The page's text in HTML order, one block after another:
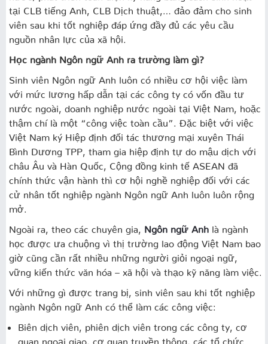
tại CLB tiếng Anh, CLB Dịch thuật,… đảo đảm cho sinh
viên sau khi tốt nghiệp đáp ứng đầy đủ các yêu cầu
nguồn nhân lực của xã hội.
Học ngành Ngôn ngữ Anh ra trường làm gì?
Sinh viên Ngôn ngữ Anh luôn có nhiều cơ hội việc làm
với mức lương hấp dẫn tại các công ty có vốn đầu tư
nước ngoài, doanh nghiệp nước ngoài tại Việt Nam, hoặc
thậm chí là một “công việc toàn cầu”. Đặc biệt với việc
Việt Nam ký Hiệp định đối tác thương mại xuyên Thái
Bình Dương TPP, tham gia hiệp định tự do mậu dịch với
châu Âu và Hàn Quốc, Cộng đồng kinh tế ASEAN đã
chính thức vận hành thì cơ hội nghề nghiệp đối với các
cử nhân tốt nghiệp ngành Ngôn ngữ Anh luôn luôn rộng
mở.
Ngoài ra, theo các chuyên gia, Ngôn ngữ Anh là ngành
học được ưa chuộng vì thị trường lao động Việt Nam bao
giờ cũng cần rất nhiều những người giỏi ngoại ngữ,
vững kiến thức văn hóa – xã hội và thạo kỹ năng làm việc.
Với những gì được trang bị, sinh viên sau khi tốt nghiệp
ngành Ngôn ngữ Anh có thể làm các công việc:
Biên dịch viên, phiên dịch viên trong các công ty, cơ
quan ngoại giao, cơ quan truyền thông, các tổ chức